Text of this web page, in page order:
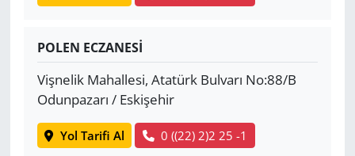
POLEN ECZANESİ
Vişnelik Mahallesi, Atatürk Bulvarı No:88/B
Odunpazarı / Eskişehir
Yol Tarifi Al 0 ((22) 2)2 25 -1